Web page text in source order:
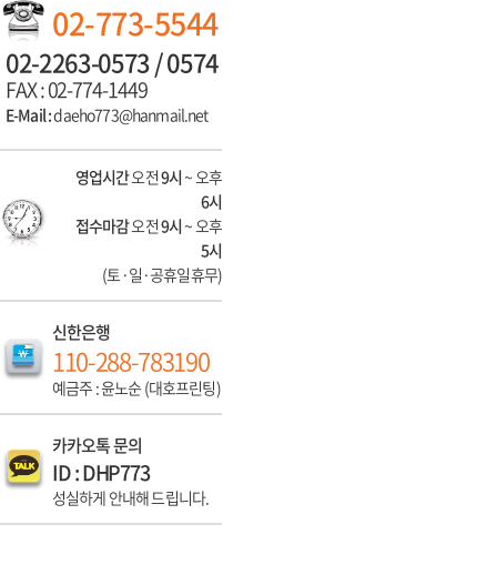
02-773-5544
02-2263-0573 / 0574
FAX : 02-774-1449
E-Mail :daeho773@hanmail.net
영업시간오전9시~ 오후
6시
접수마감오전9시~ 오후
5시
(토·일·공휴일휴무)
신한은행
110-288-783190
예금주 : 윤노순 (대호프린팅)
카카오톡 문의
ID : DHP773
성실하게 안내해 드립니다.